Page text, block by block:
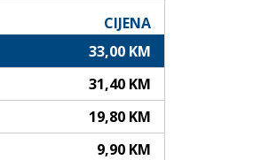
CIJENA
33,00 KM
31,40 KM
19,80 KM
9,90 KM